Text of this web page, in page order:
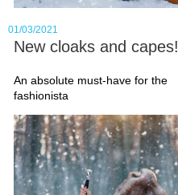
01/03/2021
New cloaks and capes!
An absolute must-have for the
fashionista